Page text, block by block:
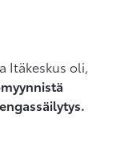
Itäkeskus oli,